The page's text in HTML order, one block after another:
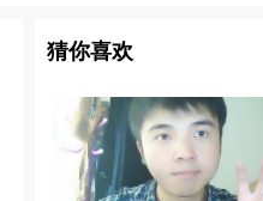
猜你喜欢